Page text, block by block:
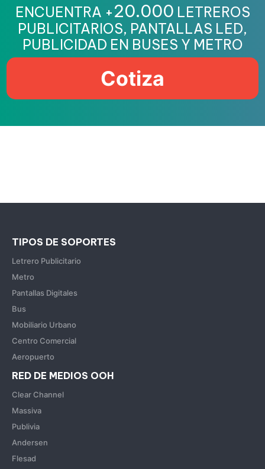
ENCUENTRA +20.000 LETREROS
PUBLICITARIOS, PANTALLAS LED,
PUBLICIDAD EN BUSES Y METRO
Cotiza
TIPOS DE SOPORTES
Letrero Publicitario
Metro
Pantallas Digitales
Bus
Mobiliario Urbano
Centro Comercial
Aeropuerto
RED DE MEDIOS OOH
Clear Channel
Massiva
Publivia
Andersen
Flesad